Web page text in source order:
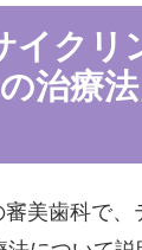
イクリ
治療